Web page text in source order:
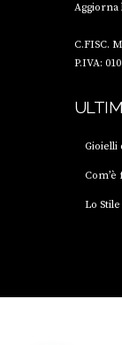
C.FISC.
P.IVA:
Gioielli
Com’è
Lo